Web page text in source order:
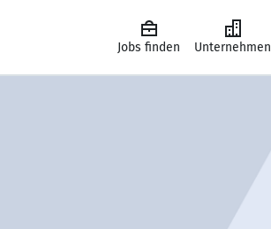
Jobs finden Unternehmen